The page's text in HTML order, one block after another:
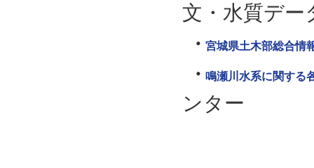
文・水質デー
宮城県土木部総合情
鳴瀬川水系に関する
ンター